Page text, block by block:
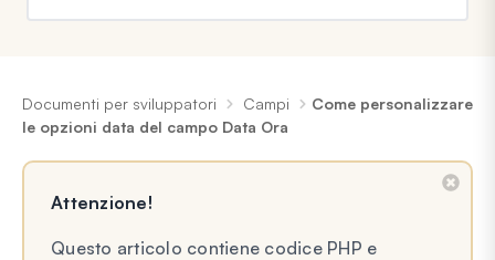
Documenti per sviluppatori Campi
Come personalizzare
le opzioni data del campo Data Ora
Attenzione!
Questo articolo contiene codice PHP e